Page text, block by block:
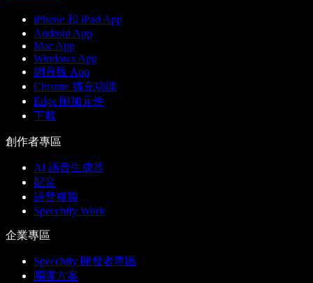
iPhone 和 iPad App
Android App
Mac App
Windows App
網頁版 App
Chrome 擴充功能
Edge 附加元件
下載
創作者專區
AI 語音生成器
配音
語音複製
Speechify Work
企業專區
Speechify 開發者專區
團隊方案